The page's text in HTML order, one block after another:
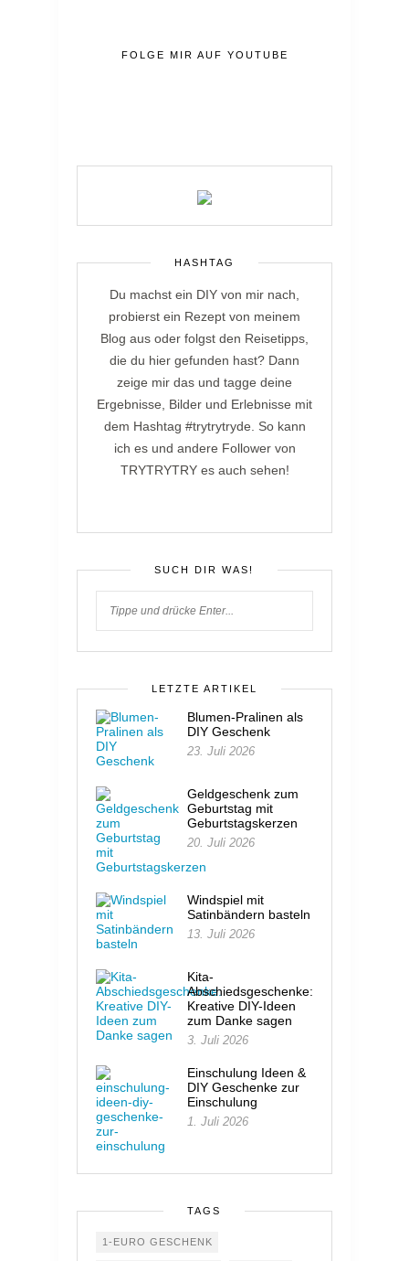
FOLGE MIR AUF YOUTUBE
HASHTAG
Du machst ein DIY von mir nach,
probierst ein Rezept von meinem
Blog aus oder folgst den Reisetipps,
die du hier gefunden hast? Dann
zeige mir das und tagge deine
Ergebnisse, Bilder und Erlebnisse mit
dem Hashtag #trytrytryde. So kann
ich es und andere Follower von
TRYTRYTRY es auch sehen!
SUCH DIR WAS!
LETZTE ARTIKEL
Blumen-Pralinen als
DIY Geschenk
23. Juli 2026
Geldgeschenk zum
Geburtstag mit
Geburtstagskerzen
20. Juli 2026
Windspiel mit
Satinbändern basteln
13. Juli 2026
Kita-
Abschiedsgeschenke:
Kreative DIY-Ideen
zum Danke sagen
3. Juli 2026
Einschulung Ideen &
DIY Geschenke zur
Einschulung
1. Juli 2026
TAGS
1-EURO GESCHENK